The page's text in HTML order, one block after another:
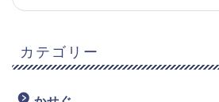
カテゴリー